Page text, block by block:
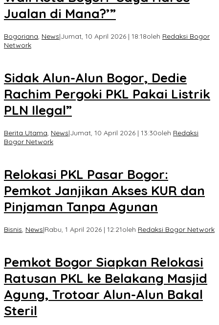
Jualan di Mana?’”
Bogoriana, News|Jumat, 10 April 2026 | 18:18oleh Redaksi Bogor
Network
Sidak Alun-Alun Bogor, Dedie
Rachim Pergoki PKL Pakai Listrik
PLN Ilegal”
Berita Utama, News|Jumat, 10 April 2026 | 13:30oleh Redaksi
Bogor Network
Relokasi PKL Pasar Bogor:
Pemkot Janjikan Akses KUR dan
Pinjaman Tanpa Agunan
Bisnis, News|Rabu, 1 April 2026 | 12:21oleh Redaksi Bogor Network
Pemkot Bogor Siapkan Relokasi
Ratusan PKL ke Belakang Masjid
Agung, Trotoar Alun-Alun Bakal
Steril